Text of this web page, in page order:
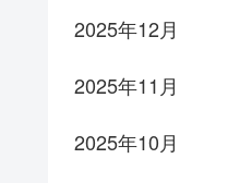
2025年12月
2025年11月
2025年10月